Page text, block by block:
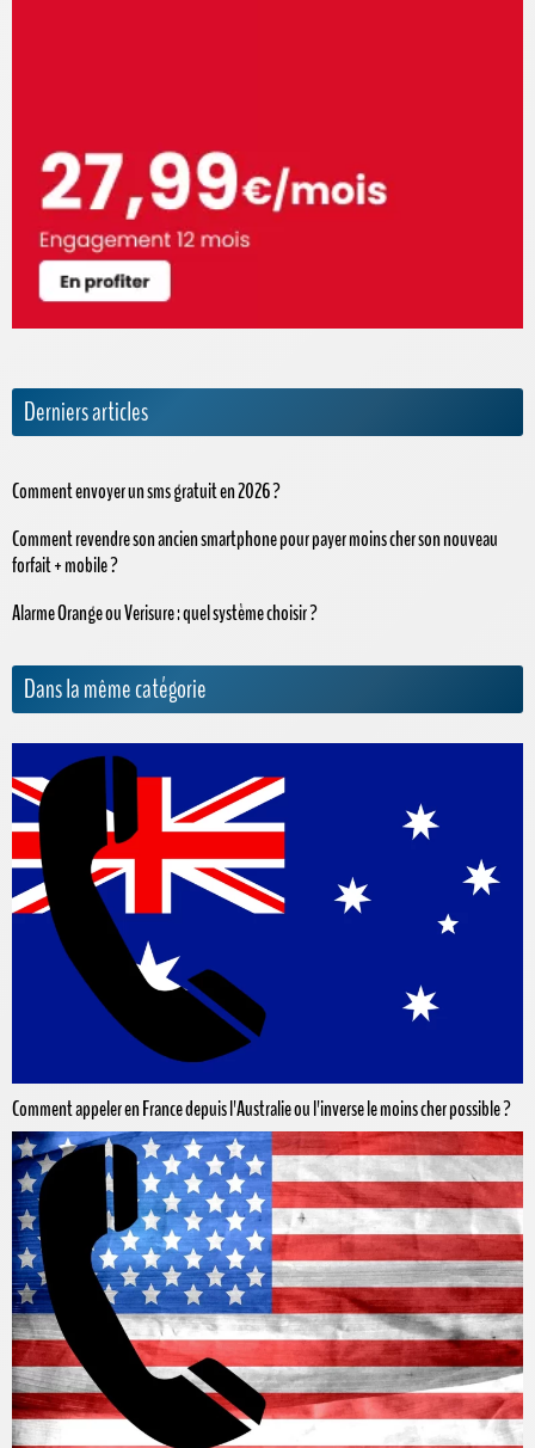
Derniers articles
Comment envoyer un sms gratuit en 2026 ?
Comment revendre son ancien smartphone pour payer moins cher son nouveau
forfait + mobile ?
Alarme Orange ou Verisure : quel système choisir ?
Dans la même catégorie
Comment appeler en France depuis l'Australie ou l'inverse le moins cher possible ?